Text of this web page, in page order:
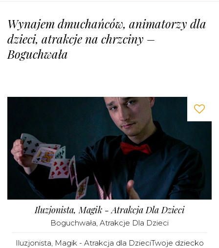
Wynajem dmuchańców, animatorzy dla
dzieci, atrakcje na chrzciny –
Boguchwała
Iluzjonista, Magik - Atrakcja Dla Dzieci
Boguchwała, Atrakcje Dla Dzieci
Iluzjonista, Magik - Atrakcja dla DzieciTwoje dziecko